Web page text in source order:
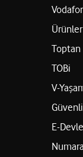
Ürünler
Toptan
TOBi
V-
E-